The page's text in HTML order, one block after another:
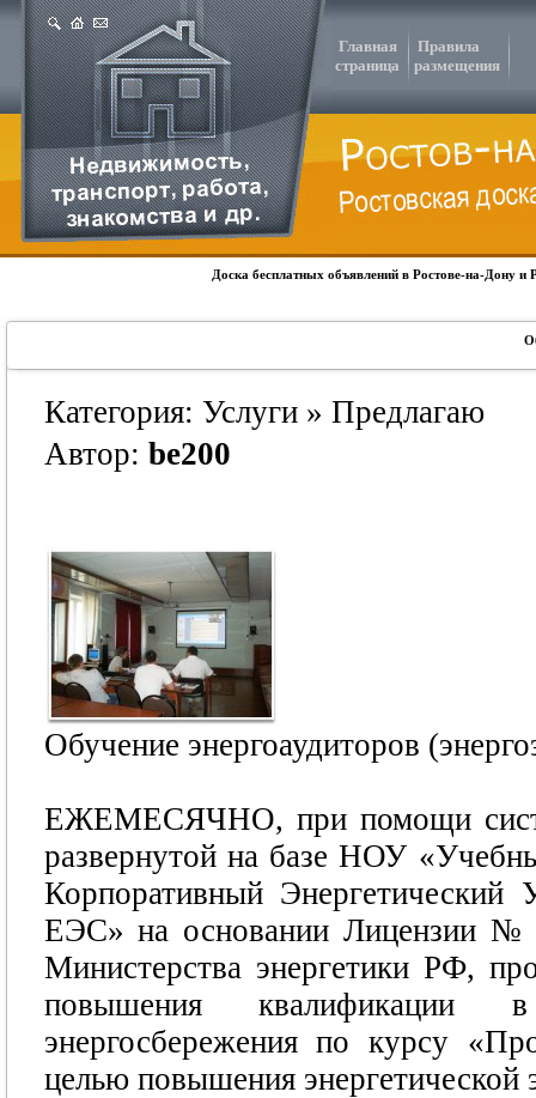
Главная
страница
Правила
размещения
Доска бесплатных объявлений в Ростове-на-Дону
Категория: Услуги » Предлагаю
Автор: be200
Обучение энергоаудиторов
ЕЖЕМЕСЯЧНО, при помощи
развернутой на базе НОУ
Корпоративный
ЕЭС» на основании Лицензии №
Министерства энергетики РФ,
повышения квалификации
энергосбережения по курсу
целью повышения энергетической